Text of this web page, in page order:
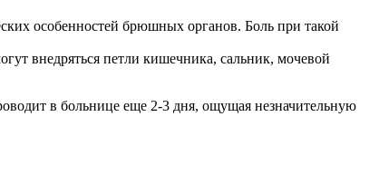
особенностей брюшных органов. Боль при такой
внедряться петли кишечника, сальник, мочевой
в больнице еще 2-3 дня, ощущая незначительную